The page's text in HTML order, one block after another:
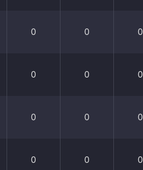
0 0 0
0 0 0
0 0 0
0 0 0